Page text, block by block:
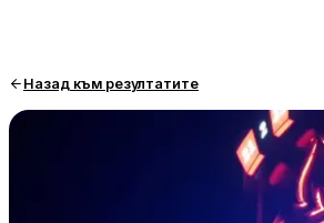
Назад към резултатите